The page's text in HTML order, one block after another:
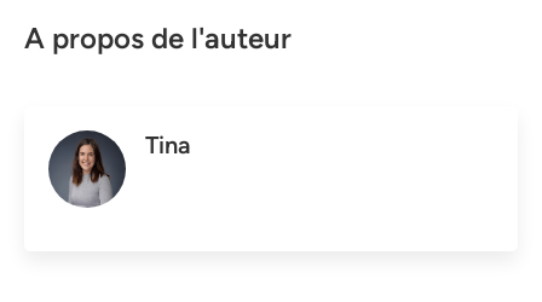
A propos de l'auteur
Tina